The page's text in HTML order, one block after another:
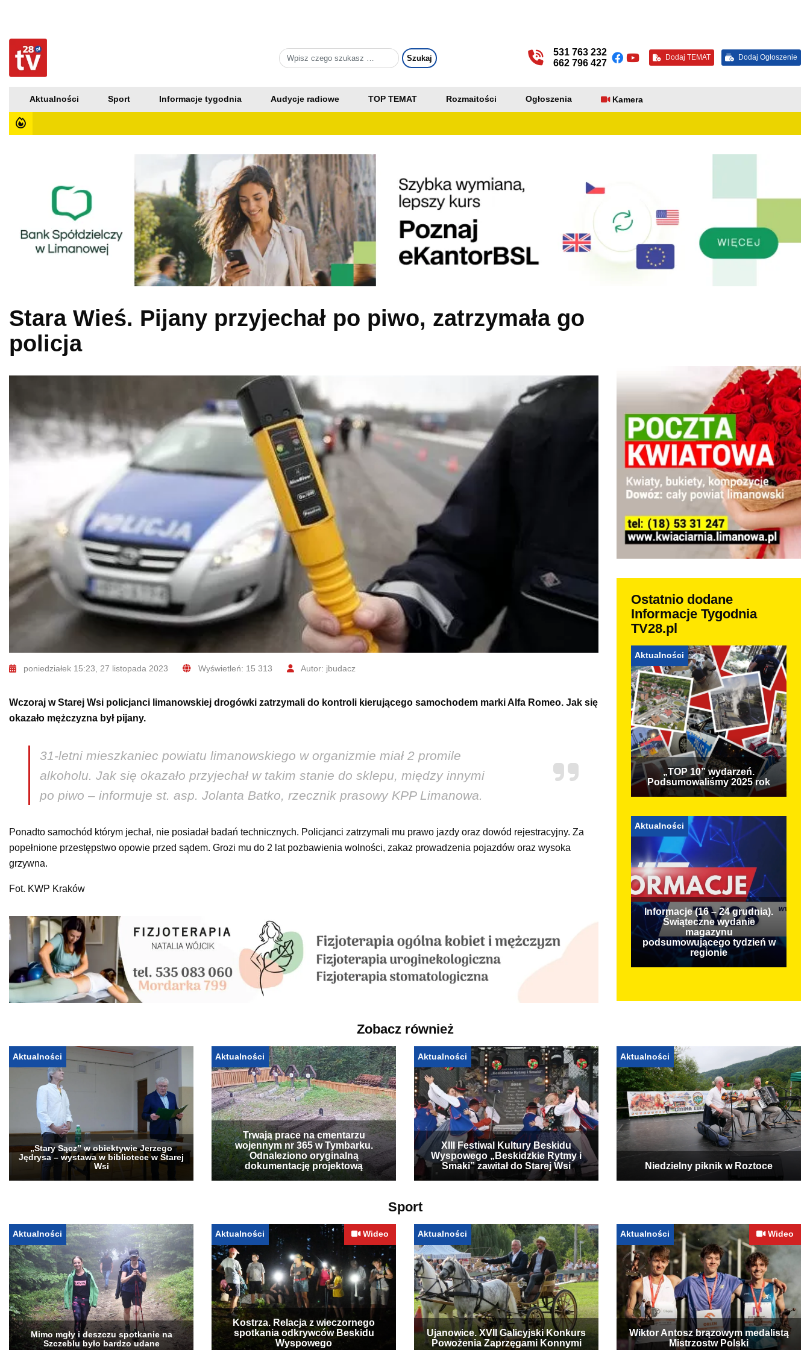
531 763 232
662 796 427
Dodaj TEMAT Dodaj Ogłoszenie
Aktualności Sport Informacje tygodnia Audycje radiowe TOP TEMAT Rozmaitości Ogłoszenia Kamera
Stara Wieś. Pijany przyjechał po piwo, zatrzymała go
policja
poniedziałek 15:23, 27 listopada 2023 Wyświetleń: 15 313 Autor: jbudacz
Wczoraj w Starej Wsi policjanci limanowskiej drogówki zatrzymali do kontroli kierującego samochodem marki Alfa Romeo. Jak się
okazało mężczyzna był pijany.
31-letni mieszkaniec powiatu limanowskiego w organizmie miał 2 promile
alkoholu. Jak się okazało przyjechał w takim stanie do sklepu, między innymi
po piwo – informuje st. asp. Jolanta Batko, rzecznik prasowy KPP Limanowa.
Ponadto samochód którym jechał, nie posiadał badań technicznych. Policjanci zatrzymali mu prawo jazdy oraz dowód rejestracyjny. Za
popełnione przestępstwo opowie przed sądem. Grozi mu do 2 lat pozbawienia wolności, zakaz prowadzenia pojazdów oraz wysoka
grzywna.
Fot. KWP Kraków
Ostatnio dodane
Informacje Tygodnia
TV28.pl
Aktualności
„TOP 10” wydarzeń.
Podsumowaliśmy 2025 rok
Aktualności
Informacje (16 – 24 grudnia).
Świąteczne wydanie
magazynu
podsumowującego tydzień w
regionie
Zobacz również
Aktualności
„Stary Sącz” w obiektywie Jerzego
Jędrysa – wystawa w bibliotece w Starej
Wsi
Aktualności
Trwają prace na cmentarzu
wojennym nr 365 w Tymbarku.
Odnaleziono oryginalną
dokumentację projektową
Aktualności
XIII Festiwal Kultury Beskidu
Wyspowego „Beskidzkie Rytmy i
Smaki” zawitał do Starej Wsi
Aktualności
Niedzielny piknik w Roztoce
Sport
Aktualności
Mimo mgły i deszczu spotkanie na
Szczeblu było bardzo udane
Aktualności Wideo
Kostrza. Relacja z wieczornego
spotkania odkrywców Beskidu
Wyspowego
Aktualności
Ujanowice. XVII Galicyjski Konkurs
Powożenia Zaprzęgami Konnymi
Aktualności Wideo
Wiktor Antosz brązowym medalistą
Mistrzostw Polski